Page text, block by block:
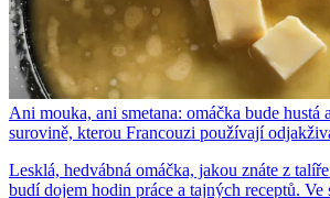
Ani mouka, ani smetana: omáčka bude hustá
surovině, kterou Francouzi používají
Lesklá, hedvábná omáčka, jakou znáte z
budí dojem hodin práce a tajných receptů. Ve